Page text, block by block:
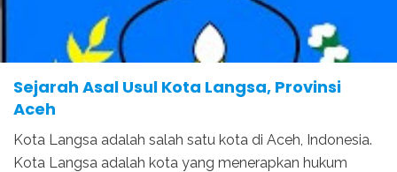
TERBENTUKNYA KOTA LANGSA
Sejarah Asal Usul Kota Langsa, Provinsi
Aceh
Kota Langsa adalah salah satu kota di Aceh, Indonesia.
Kota Langsa adalah kota yang menerapkan hukum